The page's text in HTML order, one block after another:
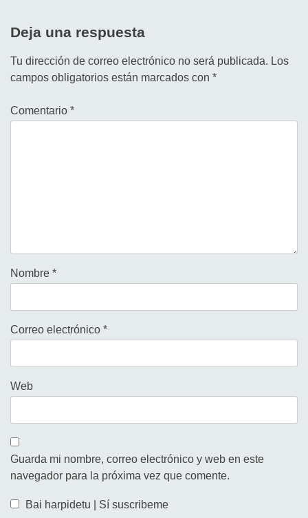
Deja una respuesta
Tu dirección de correo electrónico no será publicada. Los
campos obligatorios están marcados con *
Comentario *
Nombre *
Correo electrónico *
Web
Guarda mi nombre, correo electrónico y web en este
navegador para la próxima vez que comente.
Bai harpidetu | Sí suscribeme